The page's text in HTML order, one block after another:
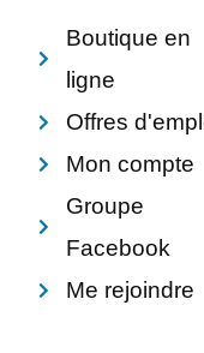
Boutique en
ligne
Offres
Mon compte
Groupe
Facebook
Me rejoindre